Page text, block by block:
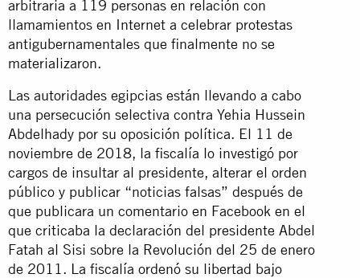
arbitraria a 119 personas en relación con
llamamientos en Internet a celebrar protestas
antigubernamentales que finalmente no se
materializaron.
Las autoridades egipcias están llevando a cabo
una persecución selectiva contra Yehia Hussein
Abdelhady por su oposición política. El 11 de
noviembre de 2018, la fiscalía lo investigó por
cargos de insultar al presidente, alterar el orden
público y publicar “noticias falsas” después de
que publicara un comentario en Facebook en el
que criticaba la declaración del presidente Abdel
Fatah al Sisi sobre la Revolución del 25 de enero
de 2011. La fiscalía ordenó su libertad bajo